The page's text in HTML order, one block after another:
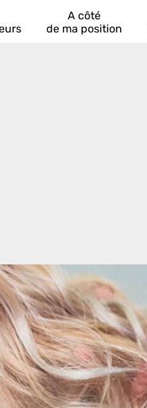
A côté
de ma position